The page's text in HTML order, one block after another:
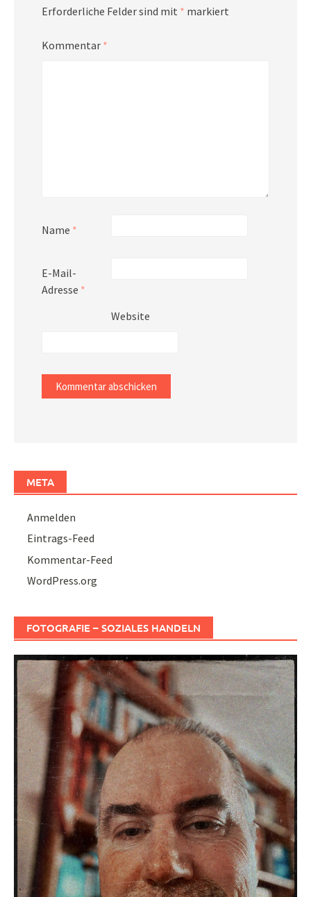
Erforderliche Felder sind mit * markiert
Kommentar *
Name *
E-Mail-
Adresse *
Website
META
Anmelden
Eintrags-Feed
Kommentar-Feed
WordPress.org
FOTOGRAFIE – SOZIALES HANDELN